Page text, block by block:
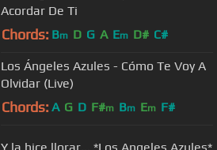
Acordar De Ti
Chords: Bm D G A Em D# C#
Los Ángeles Azules - Cómo Te Voy A
Olvidar (Live)
Chords: A G D F#m Bm Em F#